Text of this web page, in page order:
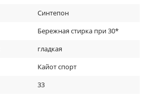
Синтепон
Бережная стирка при 30*
гладкая
Кайот спорт
33